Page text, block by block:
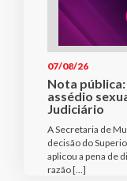
07/08/26
Nota
assédio
Judiciário
A Secretaria de
decisão do
aplicou a pena de
razão […]